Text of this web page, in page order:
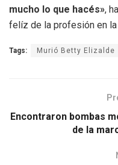
mucho lo que hacés»,
felíz de la profesión en
Tags: Murió Betty Elizalde
Encontraron bombas
de la